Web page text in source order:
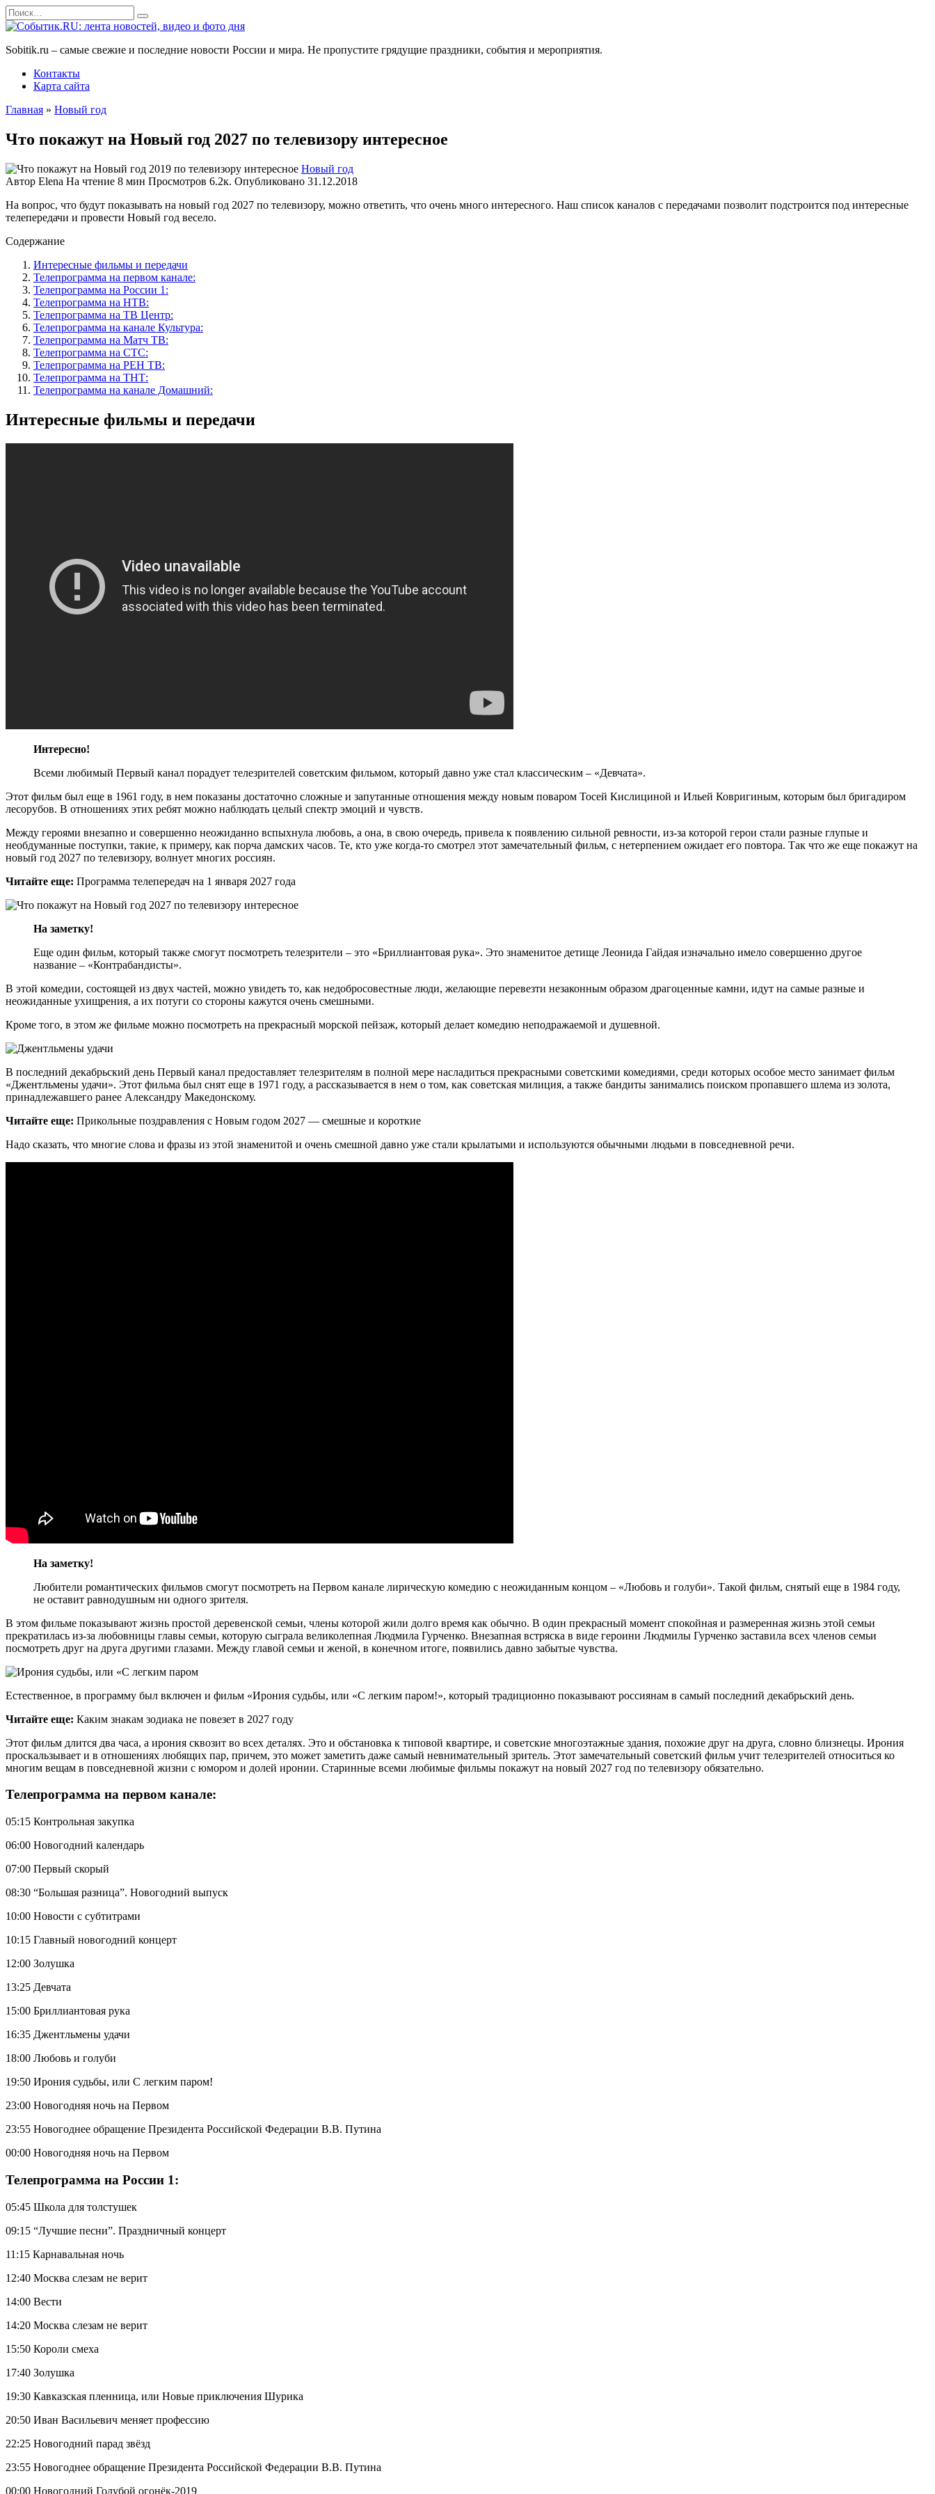
Перейти
к
Search
for:
Sobitik.ru – самые свежие и последние новости России и мира. Не пропустите грядущие праздники, события и мероприятия.
Контакты
Карта сайта
Главная » Новый год
Что покажут на Новый год 2027 по телевизору интересное
Новый год
Автор Elena На чтение 8 мин Просмотров 6.2к. Опубликовано 31.12.2018
На вопрос, что будут показывать на новый год 2027 по телевизору, можно ответить, что очень много интересного. Наш список каналов с передачами позволит подстроится под интересные
телепередачи и провести Новый год весело.
Содержание
Интересные фильмы и передачи
Телепрограмма на первом канале:
Телепрограмма на России 1:
Телепрограмма на НТВ:
Телепрограмма на ТВ Центр:
Телепрограмма на канале Культура:
Телепрограмма на Матч ТВ:
Телепрограмма на СТС:
Телепрограмма на РЕН ТВ:
Телепрограмма на ТНТ:
Телепрограмма на канале Домашний:
Интересные фильмы и передачи
Интересно!
Всеми любимый Первый канал порадует телезрителей советским фильмом, который давно уже стал классическим – «Девчата».
Этот фильм был еще в 1961 году, в нем показаны достаточно сложные и запутанные отношения между новым поваром Тосей Кислициной и Ильей Ковригиным, которым был бригадиром
лесорубов. В отношениях этих ребят можно наблюдать целый спектр эмоций и чувств.
Между героями внезапно и совершенно неожиданно вспыхнула любовь, а она, в свою очередь, привела к появлению сильной ревности, из-за которой герои стали разные глупые и
необдуманные поступки, такие, к примеру, как порча дамских часов. Те, кто уже когда-то смотрел этот замечательный фильм, с нетерпением ожидает его повтора. Так что же еще покажут на
новый год 2027 по телевизору, волнует многих россиян.
Читайте еще: Программа телепередач на 1 января 2027 года
На заметку!
Еще один фильм, который также смогут посмотреть телезрители – это «Бриллиантовая рука». Это знаменитое детище Леонида Гайдая изначально имело совершенно другое
название – «Контрабандисты».
В этой комедии, состоящей из двух частей, можно увидеть то, как недобросовестные люди, желающие перевезти незаконным образом драгоценные камни, идут на самые разные и
неожиданные ухищрения, а их потуги со стороны кажутся очень смешными.
Кроме того, в этом же фильме можно посмотреть на прекрасный морской пейзаж, который делает комедию неподражаемой и душевной.
В последний декабрьский день Первый канал предоставляет телезрителям в полной мере насладиться прекрасными советскими комедиями, среди которых особое место занимает фильм
«Джентльмены удачи». Этот фильма был снят еще в 1971 году, а рассказывается в нем о том, как советская милиция, а также бандиты занимались поиском пропавшего шлема из золота,
принадлежавшего ранее Александру Македонскому.
Читайте еще: Прикольные поздравления с Новым годом 2027 — смешные и короткие
Надо сказать, что многие слова и фразы из этой знаменитой и очень смешной давно уже стали крылатыми и используются обычными людьми в повседневной речи.
На заметку!
Любители романтических фильмов смогут посмотреть на Первом канале лирическую комедию с неожиданным концом – «Любовь и голуби». Такой фильм, снятый еще в 1984 году,
не оставит равнодушным ни одного зрителя.
В этом фильме показывают жизнь простой деревенской семьи, члены которой жили долго время как обычно. В один прекрасный момент спокойная и размеренная жизнь этой семьи
прекратилась из-за любовницы главы семьи, которую сыграла великолепная Людмила Гурченко. Внезапная встряска в виде героини Людмилы Гурченко заставила всех членов семьи
посмотреть друг на друга другими глазами. Между главой семьи и женой, в конечном итоге, появились давно забытые чувства.
Естественное, в программу был включен и фильм «Ирония судьбы, или «С легким паром!», который традиционно показывают россиянам в самый последний декабрьский день.
Читайте еще: Каким знакам зодиака не повезет в 2027 году
Этот фильм длится два часа, а ирония сквозит во всех деталях. Это и обстановка к типовой квартире, и советские многоэтажные здания, похожие друг на друга, словно близнецы. Ирония
проскальзывает и в отношениях любящих пар, причем, это может заметить даже самый невнимательный зритель. Этот замечательный советский фильм учит телезрителей относиться ко
многим вещам в повседневной жизни с юмором и долей иронии. Старинные всеми любимые фильмы покажут на новый 2027 год по телевизору обязательно.
Телепрограмма на первом канале:
05:15 Контрольная закупка
06:00 Новогодний календарь
07:00 Первый скорый
08:30 “Большая разница”. Новогодний выпуск
10:00 Новости с субтитрами
10:15 Главный новогодний концерт
12:00 Золушка
13:25 Девчата
15:00 Бриллиантовая рука
16:35 Джентльмены удачи
18:00 Любовь и голуби
19:50 Ирония судьбы, или C легким паром!
23:00 Новогодняя ночь на Первом
23:55 Новогоднее обращение Президента Российской Федерации В.В. Путина
00:00 Новогодняя ночь на Первом
Телепрограмма на России 1:
05:45 Школа для толстушек
09:15 “Лучшие песни”. Праздничный концерт
11:15 Карнавальная ночь
12:40 Москва слезам не верит
14:00 Вести
14:20 Москва слезам не верит
15:50 Короли смеха
17:40 Золушка
19:30 Кавказская пленница, или Новые приключения Шурика
20:50 Иван Васильевич меняет профессию
22:25 Новогодний парад звёзд
23:55 Новогоднее обращение Президента Российской Федерации В.В. Путина
00:00 Новогодний Голубой огонёк-2019